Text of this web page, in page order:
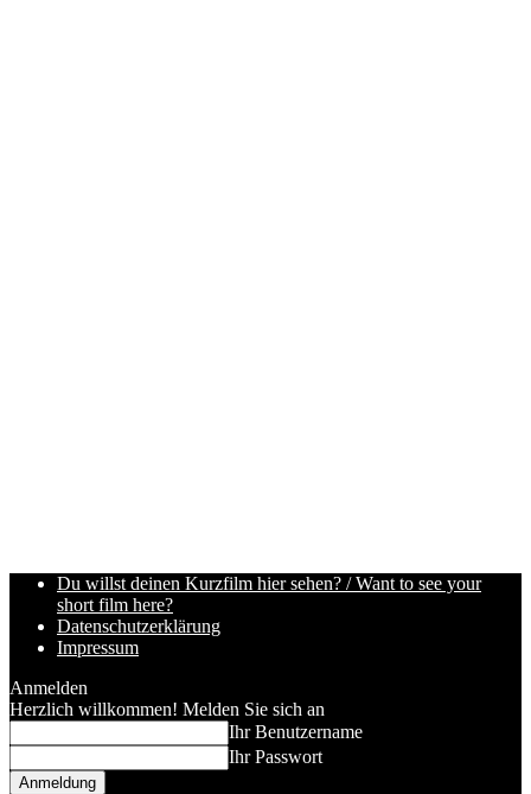
Du willst deinen Kurzfilm hier sehen? / Want to see your
short film here?
Datenschutzerklärung
Impressum
Anmelden
Herzlich willkommen! Melden Sie sich an
Ihr Benutzername
Ihr Passwort